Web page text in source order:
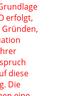
erfolgt,
Gründen,
diese
Die